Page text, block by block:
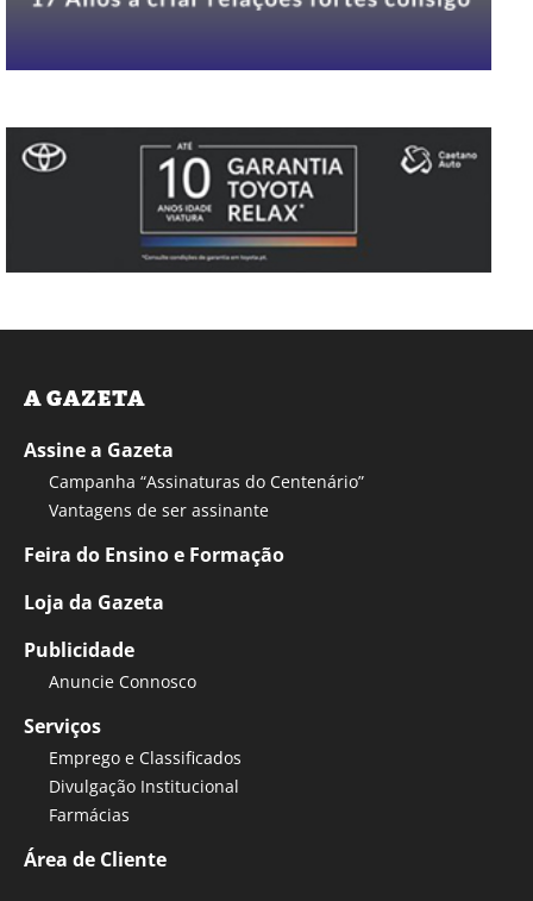
A GAZETA
Assine a Gazeta
Campanha “Assinaturas do Centenário”
Vantagens de ser assinante
Feira do Ensino e Formação
Loja da Gazeta
Publicidade
Anuncie Connosco
Serviços
Emprego e Classificados
Divulgação Institucional
Farmácias
Área de Cliente